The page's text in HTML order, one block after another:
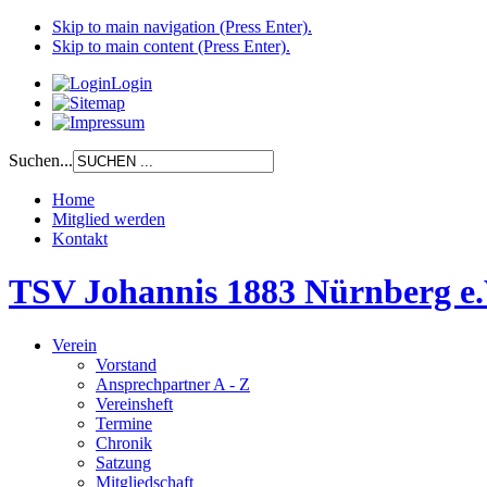
Skip to main navigation (Press Enter).
Skip to main content (Press Enter).
Login
Suchen...
Home
Mitglied werden
Kontakt
TSV Johannis 1883 Nürnberg
Verein
Vorstand
Ansprechpartner A - Z
Vereinsheft
Termine
Chronik
Satzung
Mitgliedschaft